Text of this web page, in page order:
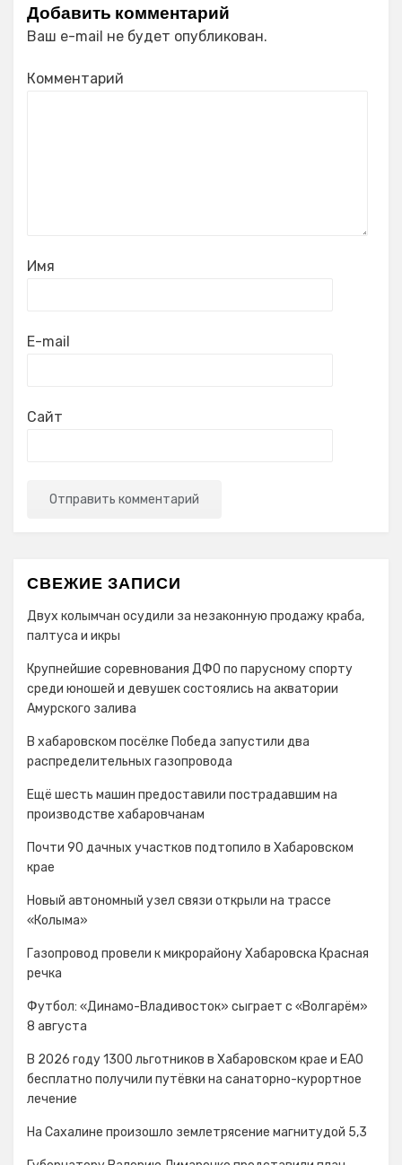
Добавить комментарий
Ваш e-mail не будет опубликован.
Комментарий
Имя
E-mail
Сайт
СВЕЖИЕ ЗАПИСИ
Двух колымчан осудили за незаконную продажу краба,
палтуса и икры
Крупнейшие соревнования ДФО по парусному спорту
среди юношей и девушек состоялись на акватории
Амурского залива
В хабаровском посёлке Победа запустили два
распределительных газопровода
Ещё шесть машин предоставили пострадавшим на
производстве хабаровчанам
Почти 90 дачных участков подтопило в Хабаровском
крае
Новый автономный узел связи открыли на трассе
«Колыма»
Газопровод провели к микрорайону Хабаровска Красная
речка
Футбол: «Динамо-Владивосток» сыграет с «Волгарём»
8 августа
В 2026 году 1300 льготников в Хабаровском крае и ЕАО
бесплатно получили путёвки на санаторно-курортное
лечение
На Сахалине произошло землетрясение магнитудой 5,3